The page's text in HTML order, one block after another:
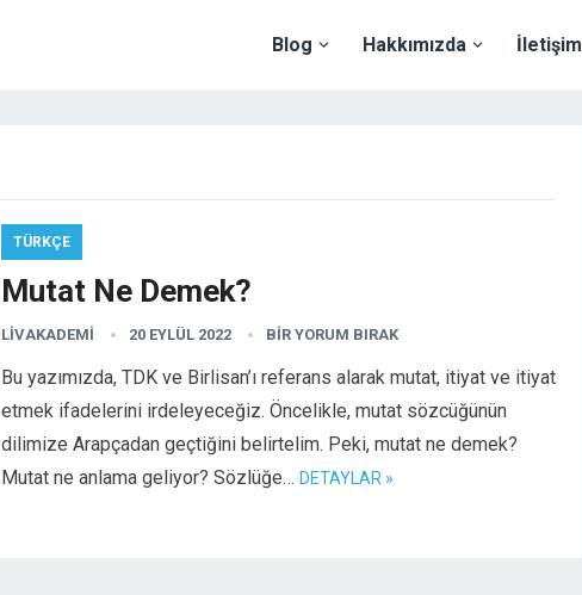
Blog Hakkımızda İletişim
TÜRKÇE
Mutat Ne Demek?
LIVAKADEMI 20 EYLÜL 2022 BIR YORUM BIRAK
Bu yazımızda, TDK ve Birlisan’ı referans alarak mutat, itiyat ve itiyat
etmek ifadelerini irdeleyeceğiz. Öncelikle, mutat sözcüğünün
dilimize Arapçadan geçtiğini belirtelim. Peki, mutat ne demek?
Mutat ne anlama geliyor? Sözlüğe… DETAYLAR »